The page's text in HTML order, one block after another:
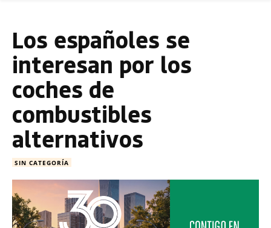
Los españoles se
interesan por los
coches de
combustibles
alternativos
SIN CATEGORÍA